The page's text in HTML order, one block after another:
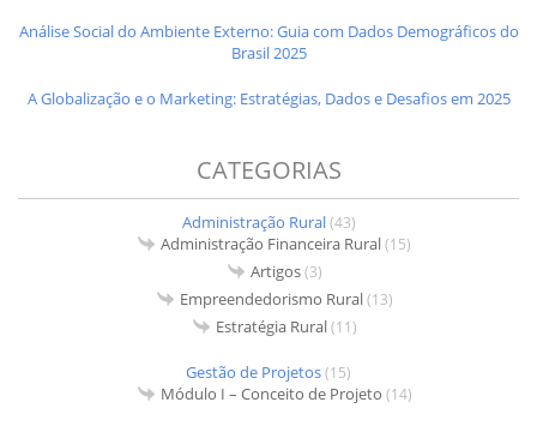
Análise Social do Ambiente Externo: Guia com Dados Demográficos do
Brasil 2025
A Globalização e o Marketing: Estratégias, Dados e Desafios em 2025
CATEGORIAS
Administração Rural(43)
Administração Financeira Rural(15)
Artigos(3)
Empreendedorismo Rural(13)
Estratégia Rural(11)
Gestão de Projetos(15)
Módulo I – Conceito de Projeto (14)